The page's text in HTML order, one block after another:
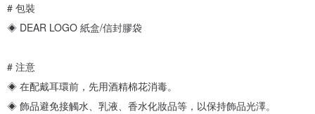
# 包裝
◈ DEAR LOGO 紙盒/信封膠袋
# 注意
◈ 在配戴耳環前，先用酒精棉花消毒。
◈ 飾品避免接觸水、乳液、香水化妝品等，以保持飾品光澤。